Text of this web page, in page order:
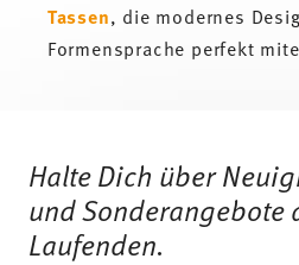
Tassen, die modernes
Formensprache perfekt
Halte Dich über
und Sonderangebote
Laufenden.